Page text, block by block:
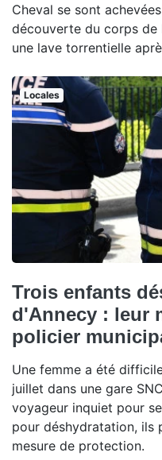
Cheval se sont
découverte du corps de
une lave torrentielle
Locales
Trois enfants
d'Annecy : leur
policier
Une femme a été
juillet dans une gare
voyageur inquiet pour
pour déshydratation, ils
mesure de protection.